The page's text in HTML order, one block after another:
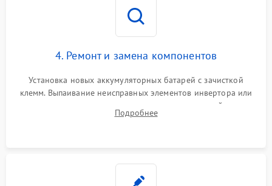
4. Ремонт и замена компонентов
Установка новых аккумуляторных батарей с зачисткой
клемм. Выпаивание неисправных элементов инвертора или
цепи зарядки и монтаж новых радиодеталей.
Восстановление поврежденных токоведущих дорожек и
Подробнее